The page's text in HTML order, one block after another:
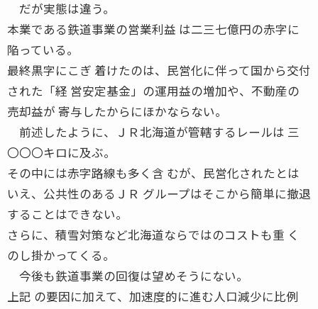
だが実態は違う。
本業である鉄道事業の営業利益 は二三七億円の赤字に
陥っている。
最終黒字にこぎ 着けたのは、民営化に伴って国から交付
された「経 営安定基金」の運用益の増加や、不動産の
売却益が 寄与したからにほかならない。
前述したように、ＪＲ北海道が管轄するレールは 三
〇〇〇キロに及ぶ。
その中には赤字路線も多く含 むが、民営化されたとは
いえ、公共性のあるＪＲ グループはそこから簡単に撤退
することはできない。
さらに、積雪対策など北海道ならではのコストも重 く
のし掛かってくる。
今後も鉄道事業の回復は望めそうにない。
上記 の要因に加えて、加速度的に進む人口減少に比例